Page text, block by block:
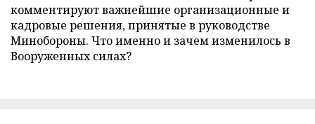
комментируют важнейшие организационные и
кадровые решения, принятые в руководстве
Минобороны. Что именно и зачем изменилось в
Вооруженных силах?